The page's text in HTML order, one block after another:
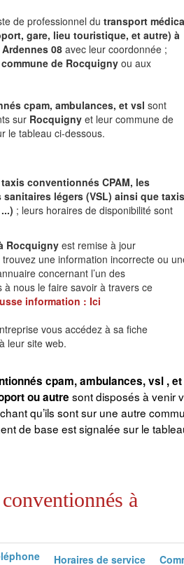
de professionnel du transport
gare, lieu touristique, et autre) à
08 avec leur coordonnée ;
de Rocquigny ou aux
cpam, ambulances, et vsl sont
sur Rocquigny et leur commune de
le tableau ci-dessous.
taxis conventionnés CPAM, les
légers (VSL) ainsi que taxis
; leurs horaires de disponibilité sont
Rocquigny est remise à jour
une information incorrecte ou
concernant l’un des
à nous le faire savoir à travers ce
information : Ici
vous accédez à sa fiche
leur site web.
cpam, ambulances, vsl , et
ou autre sont disposés à venir
qu’ils sont sur une autre
de base est signalée sur le
à
Horaires de service